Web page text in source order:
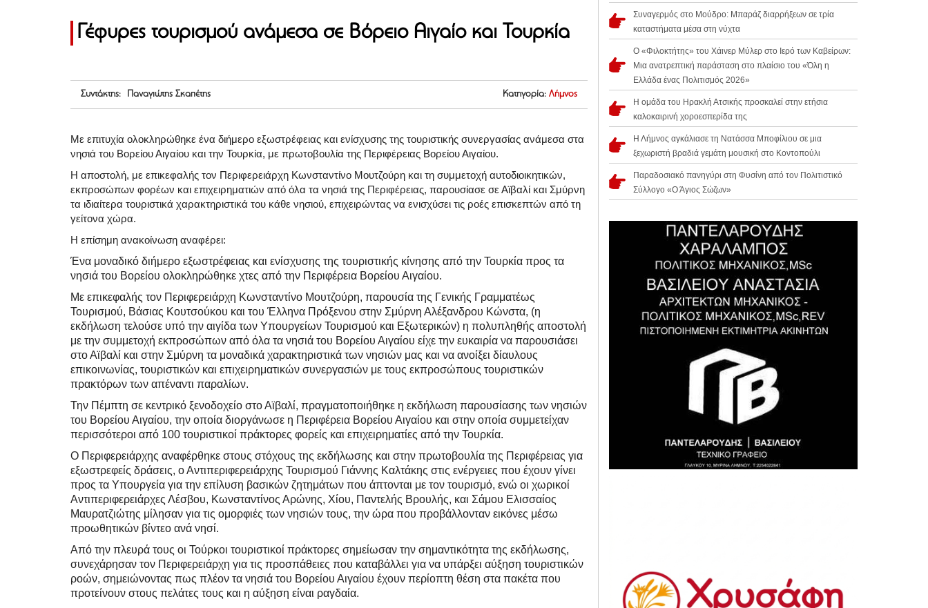
Γέφυρες τουρισμού ανάμεσα σε Βόρειο Αιγαίο και Τουρκία
Συντάκτης: Παναγιώτης Σκαπέτης Κατηγορία: Λήμνος
Με επιτυχία ολοκληρώθηκε ένα διήμερο εξωστρέφειας και ενίσχυσης της τουριστικής συνεργασίας ανάμεσα στα
νησιά του Βορείου Αιγαίου και την Τουρκία, με πρωτοβουλία της Περιφέρειας Βορείου Αιγαίου.
Η αποστολή, με επικεφαλής τον Περιφερειάρχη Κωνσταντίνο Μουτζούρη και τη συμμετοχή αυτοδιοικητικών,
εκπροσώπων φορέων και επιχειρηματιών από όλα τα νησιά της Περιφέρειας, παρουσίασε σε Αϊβαλί και Σμύρνη
τα ιδιαίτερα τουριστικά χαρακτηριστικά του κάθε νησιού, επιχειρώντας να ενισχύσει τις ροές επισκεπτών από τη
γείτονα χώρα.
Η επίσημη ανακοίνωση αναφέρει:
Ένα μοναδικό διήμερο εξωστρέφειας και ενίσχυσης της τουριστικής κίνησης από την Τουρκία προς τα
νησιά του Βορείου ολοκληρώθηκε χτες από την Περιφέρεια Βορείου Αιγαίου.
Με επικεφαλής τον Περιφερειάρχη Κωνσταντίνο Μουτζούρη, παρουσία της Γενικής Γραμματέως
Τουρισμού, Βάσιας Κουτσούκου και του Έλληνα Πρόξενου στην Σμύρνη Αλέξανδρου Κώνστα, (η
εκδήλωση τελούσε υπό την αιγίδα των Υπουργείων Τουρισμού και Εξωτερικών) η πολυπληθής αποστολή
με την συμμετοχή εκπροσώπων από όλα τα νησιά του Βορείου Αιγαίου είχε την ευκαιρία να παρουσιάσει
στο Αϊβαλί και στην Σμύρνη τα μοναδικά χαρακτηριστικά των νησιών μας και να ανοίξει δίαυλους
επικοινωνίας, τουριστικών και επιχειρηματικών συνεργασιών με τους εκπροσώπους τουριστικών
πρακτόρων των απέναντι παραλίων.
Την Πέμπτη σε κεντρικό ξενοδοχείο στο Αϊβαλί, πραγματοποιήθηκε η εκδήλωση παρουσίασης των νησιών
του Βορείου Αιγαίου, την οποία διοργάνωσε η Περιφέρεια Βορείου Αιγαίου και στην οποία συμμετείχαν
περισσότεροι από 100 τουριστικοί πράκτορες φορείς και επιχειρηματίες από την Τουρκία.
Ο Περιφερειάρχης αναφέρθηκε στους στόχους της εκδήλωσης και στην πρωτοβουλία της Περιφέρειας για
εξωστρεφείς δράσεις, ο Αντιπεριφερειάρχης Τουρισμού Γιάννης Καλτάκης στις ενέργειες που έχουν γίνει
προς τα Υπουργεία για την επίλυση βασικών ζητημάτων που άπτονται με τον τουρισμό, ενώ οι χωρικοί
Αντιπεριφερειάρχες Λέσβου, Κωνσταντίνος Αρώνης, Χίου, Παντελής Βρουλής, και Σάμου Ελισσαίος
Μαυρατζιώτης μίλησαν για τις ομορφιές των νησιών τους, την ώρα που προβάλλονταν εικόνες μέσω
προωθητικών βίντεο ανά νησί.
Από την πλευρά τους οι Τούρκοι τουριστικοί πράκτορες σημείωσαν την σημαντικότητα της εκδήλωσης,
συνεχάρησαν τον Περιφερειάρχη για τις προσπάθειες που καταβάλλει για να υπάρξει αύξηση τουριστικών
ροών, σημειώνοντας πως πλέον τα νησιά του Βορείου Αιγαίου έχουν περίοπτη θέση στα πακέτα που
προτείνουν στους πελάτες τους και η αύξηση είναι ραγδαία.
Συναγερμός στο Μούδρο: Μπαράζ διαρρήξεων σε τρία
καταστήματα μέσα στη νύχτα
Ο «Φιλοκτήτης» του Χάινερ Μύλερ στο Ιερό των Καβείρων:
Μια ανατρεπτική παράσταση στο πλαίσιο του «Όλη η
Ελλάδα ένας Πολιτισμός 2026»
Η ομάδα του Ηρακλή Ατσικής προσκαλεί στην ετήσια
καλοκαιρινή χοροεσπερίδα της
Η Λήμνος αγκάλιασε τη Νατάσσα Μποφίλιου σε μια
ξεχωριστή βραδιά γεμάτη μουσική στο Κοντοπούλι
Παραδοσιακό πανηγύρι στη Φυσίνη από τον Πολιτιστικό
Σύλλογο «Ο Άγιος Σώζων»